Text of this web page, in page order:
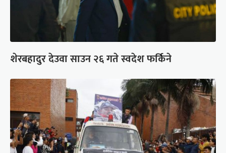
शेरबहादुर देउवा साउन २६ गते स्वदेश फर्किने